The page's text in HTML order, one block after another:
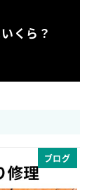
くら？
ブログ